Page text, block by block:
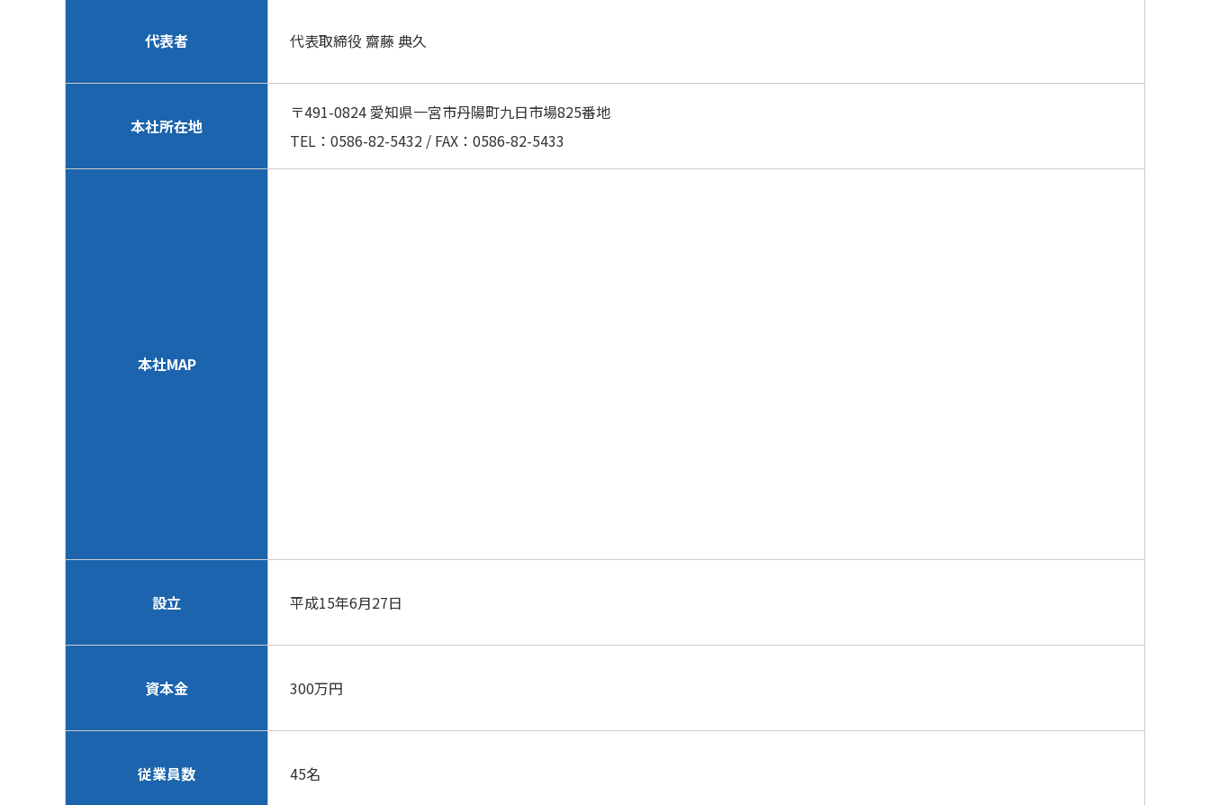
代表者 代表取締役 齋藤 典久
本社所在地
〒491-0824 愛知県一宮市丹陽町九日市場825番地
TEL：0586-82-5432 / FAX：0586-82-5433
本社MAP
設立 平成15年6月27日
資本金 300万円
従業員数 45名